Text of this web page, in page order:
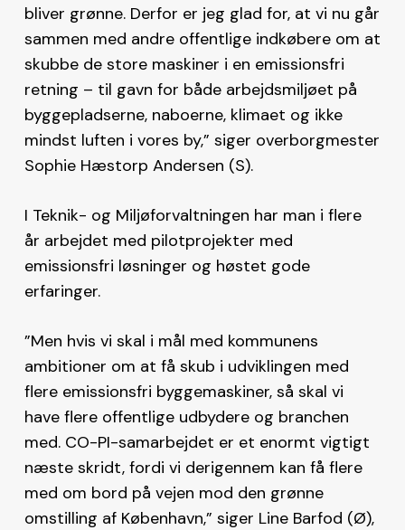
bliver grønne. Derfor er jeg glad for, at vi nu går
sammen med andre offentlige indkøbere om at
skubbe de store maskiner i en emissionsfri
retning – til gavn for både arbejdsmiljøet på
byggepladserne, naboerne, klimaet og ikke
mindst luften i vores by,” siger overborgmester
Sophie Hæstorp Andersen (S).
I Teknik- og Miljøforvaltningen har man i flere
år arbejdet med pilotprojekter med
emissionsfri løsninger og høstet gode
erfaringer.
”Men hvis vi skal i mål med kommunens
ambitioner om at få skub i udviklingen med
flere emissionsfri byggemaskiner, så skal vi
have flere offentlige udbydere og branchen
med. CO-PI-samarbejdet er et enormt vigtigt
næste skridt, fordi vi derigennem kan få flere
med om bord på vejen mod den grønne
omstilling af København,” siger Line Barfod (Ø),